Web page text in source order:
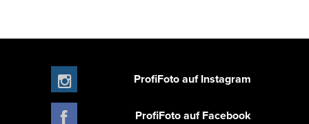
ProfiFoto auf Instagram
ProfiFoto auf Facebook